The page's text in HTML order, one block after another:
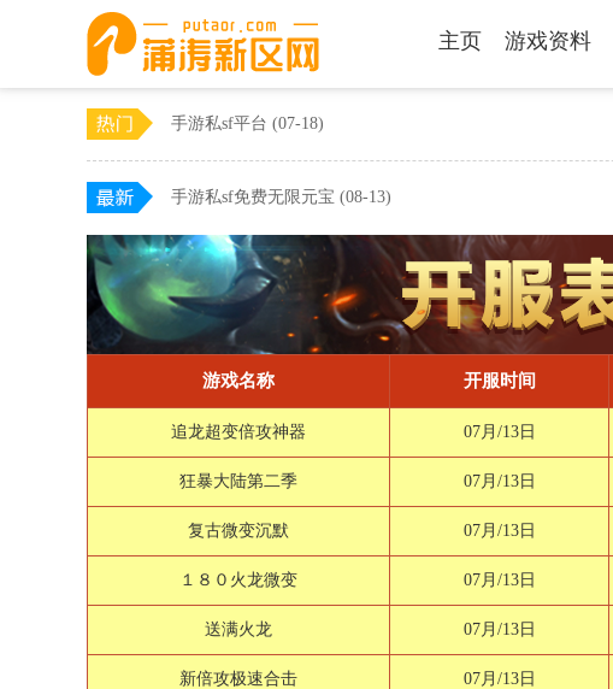
主页 游戏资料
手游私sf平台 (07-18)
手游私sf免费无限元宝 (08-13)
游戏名称 开服时间
追龙超变倍攻神器 07月/13日
狂暴大陆第二季 07月/13日
复古微变沉默 07月/13日
１８０火龙微变 07月/13日
送满火龙 07月/13日
新倍攻极速合击 07月/13日